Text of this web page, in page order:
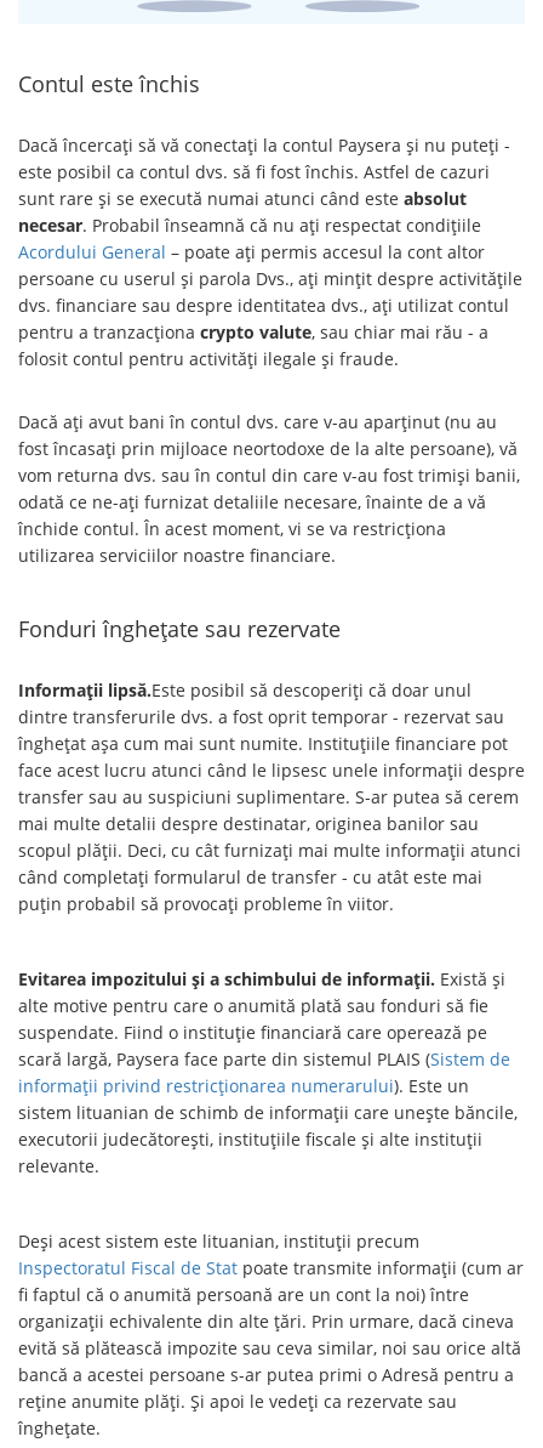
Contul este închis
Dacă încercați să vă conectați la contul Paysera și nu puteți -
este posibil ca contul dvs. să fi fost închis. Astfel de cazuri
sunt rare și se execută numai atunci când este absolut
necesar. Probabil înseamnă că nu ați respectat condițiile
Acordului General – poate ați permis accesul la cont altor
persoane cu userul și parola Dvs., ați mințit despre activitățile
dvs. financiare sau despre identitatea dvs., ați utilizat contul
pentru a tranzacționa crypto valute, sau chiar mai rău - a
folosit contul pentru activități ilegale și fraude.
Dacă ați avut bani în contul dvs. care v-au aparținut (nu au
fost încasați prin mijloace neortodoxe de la alte persoane), vă
vom returna dvs. sau în contul din care v-au fost trimiși banii,
odată ce ne-ați furnizat detaliile necesare, înainte de a vă
închide contul. În acest moment, vi se va restricționa
utilizarea serviciilor noastre financiare.
Fonduri înghețate sau rezervate
Informații lipsă.Este posibil să descoperiți că doar unul
dintre transferurile dvs. a fost oprit temporar - rezervat sau
înghețat așa cum mai sunt numite. Instituțiile financiare pot
face acest lucru atunci când le lipsesc unele informații despre
transfer sau au suspiciuni suplimentare. S-ar putea să cerem
mai multe detalii despre destinatar, originea banilor sau
scopul plății. Deci, cu cât furnizați mai multe informații atunci
când completați formularul de transfer - cu atât este mai
puțin probabil să provocați probleme în viitor.
Evitarea impozitului și a schimbului de informații. Există și
alte motive pentru care o anumită plată sau fonduri să fie
suspendate. Fiind o instituție financiară care operează pe
scară largă, Paysera face parte din sistemul PLAIS (Sistem de
informații privind restricționarea numerarului). Este un
sistem lituanian de schimb de informații care unește băncile,
executorii judecătorești, instituțiile fiscale și alte instituții
relevante.
Deși acest sistem este lituanian, instituții precum
Inspectoratul Fiscal de Stat poate transmite informații (cum ar
fi faptul că o anumită persoană are un cont la noi) între
organizații echivalente din alte țări. Prin urmare, dacă cineva
evită să plătească impozite sau ceva similar, noi sau orice altă
bancă a acestei persoane s-ar putea primi o Adresă pentru a
reține anumite plăți. Și apoi le vedeți ca rezervate sau
înghețate.